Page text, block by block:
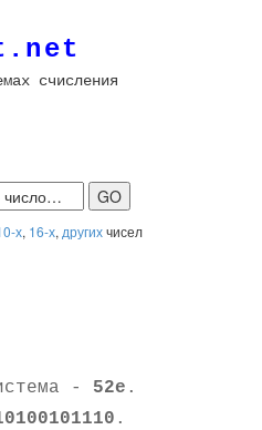
счисления
х, 16-х, другихчисел
- 52e .
.